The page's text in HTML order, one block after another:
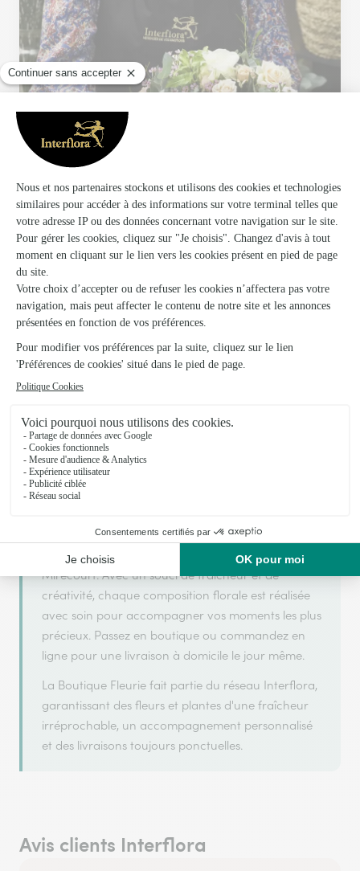
Votre fleuriste artisan à Mirecourt
La Boutique Fleurieest membre du réseau Interflora et
a obtenu le label
La Boutique Fleurie est un fleuriste artisan situé à
Mirecourt. Avec un souci de fraîcheur et de
créativité, chaque composition florale est réalisée
avec soin pour accompagner vos moments les plus
précieux. Passez en boutique ou commandez en
ligne pour une livraison à domicile le jour même.
La Boutique Fleurie fait partie du réseau Interflora,
garantissant des fleurs et plantes d'une fraîcheur
irréprochable, un accompagnement personnalisé
et des livraisons toujours ponctuelles.
Avis clients Interflora